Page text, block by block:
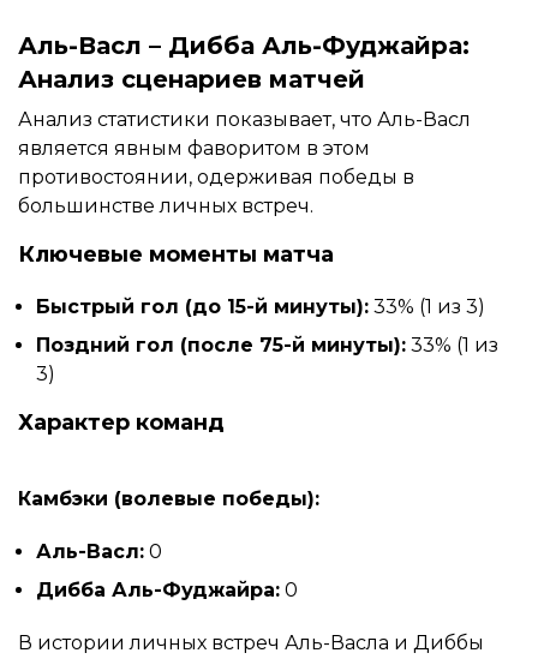
Аль-Васл – Дибба Аль-Фуджайра:
Анализ сценариев матчей
Анализ статистики показывает, что Аль-Васл
является явным фаворитом в этом
противостоянии, одерживая победы в
большинстве личных встреч.
Ключевые моменты матча
Быстрый гол (до 15-й минуты): 33% (1 из 3)
Поздний гол (после 75-й минуты): 33% (1 из
3)
Характер команд
Камбэки (волевые победы):
Аль-Васл: 0
Дибба Аль-Фуджайра: 0
В истории личных встреч Аль-Васла и Диббы